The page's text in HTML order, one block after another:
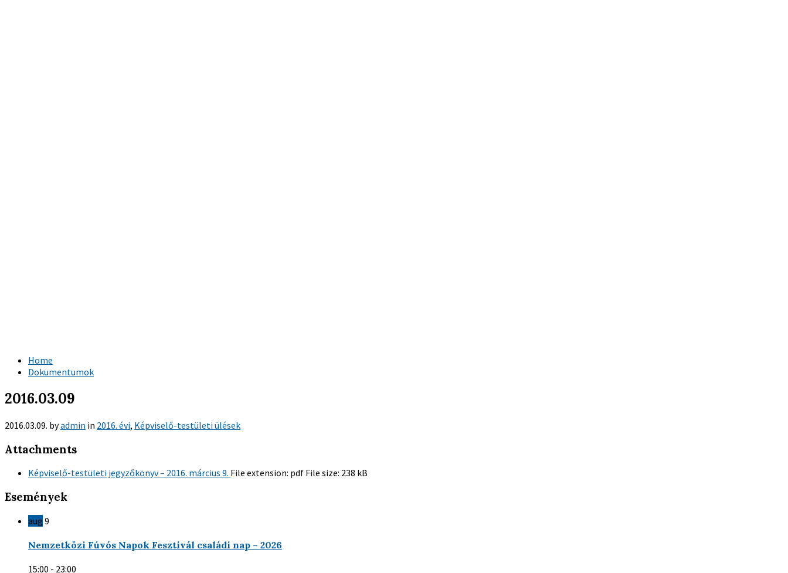
Home
Dokumentumok
2016.03.09
2016.03.09. byadmin in 2016. évi, Képviselő-testületi ülések
Attachments
Képviselő-testületi jegyzőkönyv – 2016. március 9. File extension: pdf File size: 238 kB
Események
aug 9
Nemzetközi Fúvós Napok Fesztivál családi nap – 2026
15:00 - 23:00